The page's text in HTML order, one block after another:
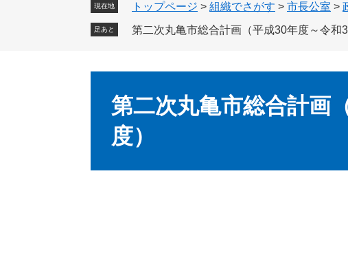
現在地 トップページ > 組織でさがす > 市長公室 >
足あと 第二次丸亀市総合計画（平成30年度～令和3
第二次丸亀市総合計画
度）